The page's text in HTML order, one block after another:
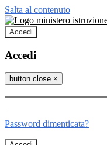
Salta al contenuto
Accedi
Accedi
button close ×
Password dimenticata?